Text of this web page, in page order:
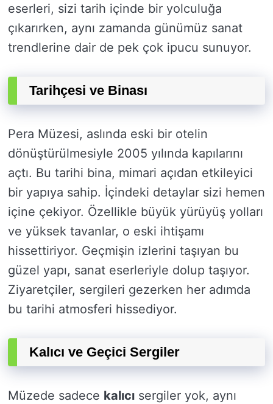
eserleri, sizi tarih içinde bir yolculuğa
çıkarırken, aynı zamanda günümüz sanat
trendlerine dair de pek çok ipucu sunuyor.
Tarihçesi ve Binası
Pera Müzesi, aslında eski bir otelin
dönüştürülmesiyle 2005 yılında kapılarını
açtı. Bu tarihi bina, mimari açıdan etkileyici
bir yapıya sahip. İçindeki detaylar sizi hemen
içine çekiyor. Özellikle büyük yürüyüş yolları
ve yüksek tavanlar, o eski ihtişamı
hissettiriyor. Geçmişin izlerini taşıyan bu
güzel yapı, sanat eserleriyle dolup taşıyor.
Ziyaretçiler, sergileri gezerken her adımda
bu tarihi atmosferi hissediyor.
Kalıcı ve Geçici Sergiler
Müzede sadece kalıcı sergiler yok, aynı